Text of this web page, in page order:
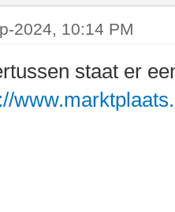
2024, 10:14 PM
staat er